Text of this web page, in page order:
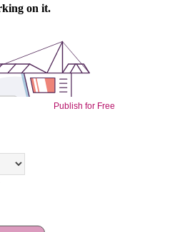
Publish for Free